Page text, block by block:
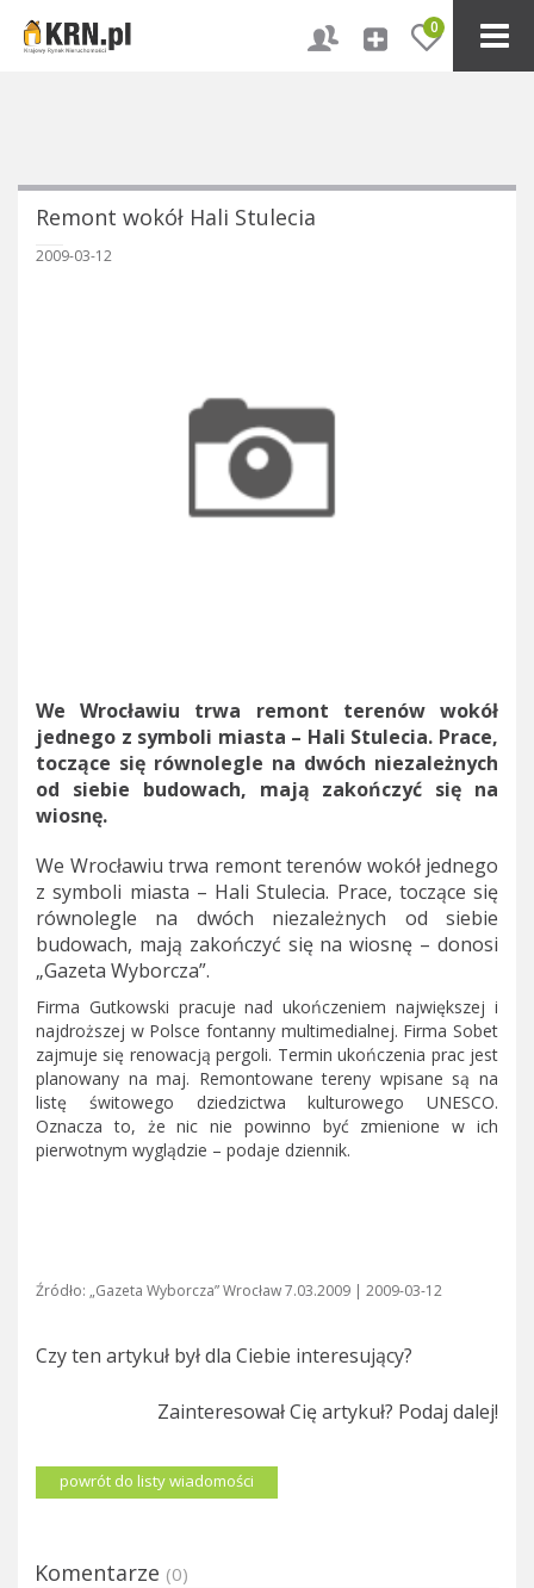
0
Remont wokół Hali Stulecia
2009-03-12
We Wrocławiu trwa remont terenów wokół
jednego z symboli miasta – Hali Stulecia. Prace,
toczące się równolegle na dwóch niezależnych
od siebie budowach, mają zakończyć się na
wiosnę.
We Wrocławiu trwa remont terenów wokół jednego
z symboli miasta – Hali Stulecia. Prace, toczące się
równolegle na dwóch niezależnych od siebie
budowach, mają zakończyć się na wiosnę – donosi
„Gazeta Wyborcza”.
Firma Gutkowski pracuje nad ukończeniem największej i
najdroższej w Polsce fontanny multimedialnej. Firma Sobet
zajmuje się renowacją pergoli. Termin ukończenia prac jest
planowany na maj. Remontowane tereny wpisane są na
listę świtowego dziedzictwa kulturowego UNESCO.
Oznacza to, że nic nie powinno być zmienione w ich
pierwotnym wyglądzie – podaje dziennik.
Źródło: „Gazeta Wyborcza” Wrocław 7.03.2009 | 2009-03-12
Czy ten artykuł był dla Ciebie interesujący?
Zainteresował Cię artykuł? Podaj dalej!
powrót do listy wiadomości
Komentarze (0)